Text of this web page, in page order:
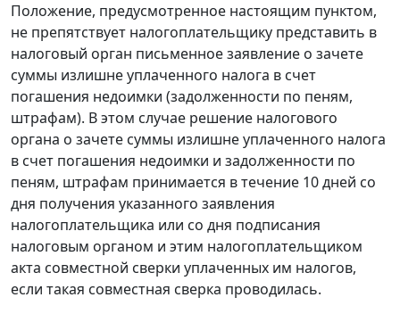
Положение, предусмотренное настоящим пунктом,
не препятствует налогоплательщику представить в
налоговый орган письменное заявление о зачете
суммы излишне уплаченного налога в счет
погашения недоимки (задолженности по пеням,
штрафам). В этом случае решение налогового
органа о зачете суммы излишне уплаченного налога
в счет погашения недоимки и задолженности по
пеням, штрафам принимается в течение 10 дней со
дня получения указанного заявления
налогоплательщика или со дня подписания
налоговым органом и этим налогоплательщиком
акта совместной сверки уплаченных им налогов,
если такая совместная сверка проводилась.